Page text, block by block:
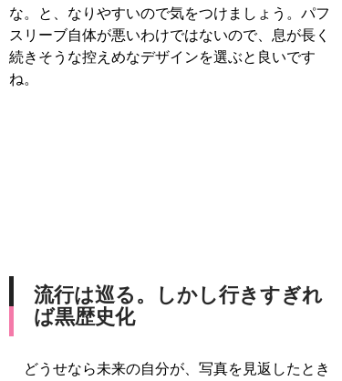
な。と、なりやすいので気をつけましょう。パフ
スリーブ自体が悪いわけではないので、息が長く
続きそうな控えめなデザインを選ぶと良いです
ね。
流行は巡る。しかし行きすぎれ
ば黒歴史化
どうせなら未来の自分が、写真を見返したとき